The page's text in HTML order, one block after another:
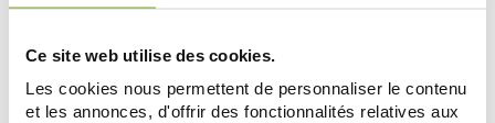
Ce site web utilise des cookies.
Les cookies nous permettent de personnaliser le contenu
et les annonces, d'offrir des fonctionnalités relatives aux
ДОБАВИТЬ В КОРЗИНУ